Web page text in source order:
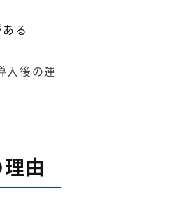
る
入後の運
由